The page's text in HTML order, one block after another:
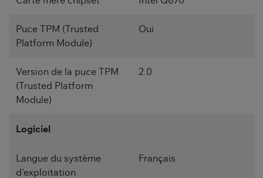
Puce TPM (Trusted
Platform Module)
Oui
Version de la puce TPM
(Trusted Platform
Module)
2.0
Logiciel
Langue du système
d'exploitation
Français